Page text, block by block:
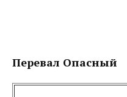
Перевал Опасный